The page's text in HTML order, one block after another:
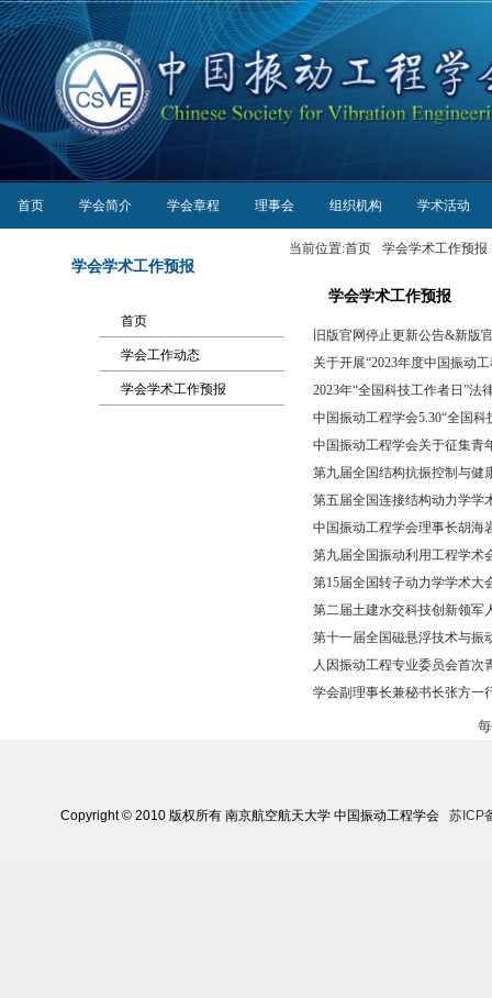
首页 学会简介 学会章程 理事会 组织机构 学术活动
学会学术工作预报
首页
学会工作动态
学会学术工作预报
当前位置:首页 学会学术工作预报
学会学术工作预报
旧版官网停止更新公告&新版
关于开展“2023年度中国振动
2023年“全国科技工作者日”法
中国振动工程学会5.30“全国
中国振动工程学会关于征集青
第九届全国结构抗振控制与健
第五届全国连接结构动力学学
中国振动工程学会理事长胡海
第九届全国振动利用工程学术
第15届全国转子动力学学术大
第二届土建水交科技创新领军
第十一届全国磁悬浮技术与振
人因振动工程专业委员会首次
学会副理事长兼秘书长张方一
Copyright © 2010 版权所有 南京航空航天大学 中国振动工程学会 苏ICP